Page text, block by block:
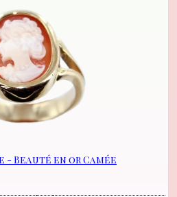
- Beauté en or Camée